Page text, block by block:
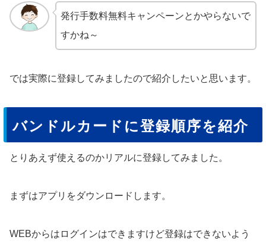
発行手数料無料キャンペーンとかやらないで
すかね～
では実際に登録してみましたので紹介したいと思います。
バンドルカードに登録順序を紹介
とりあえず使えるのかリアルに登録してみました。
まずはアプリをダウンロードします。
WEBからはログインはできますけど登録はできないよう